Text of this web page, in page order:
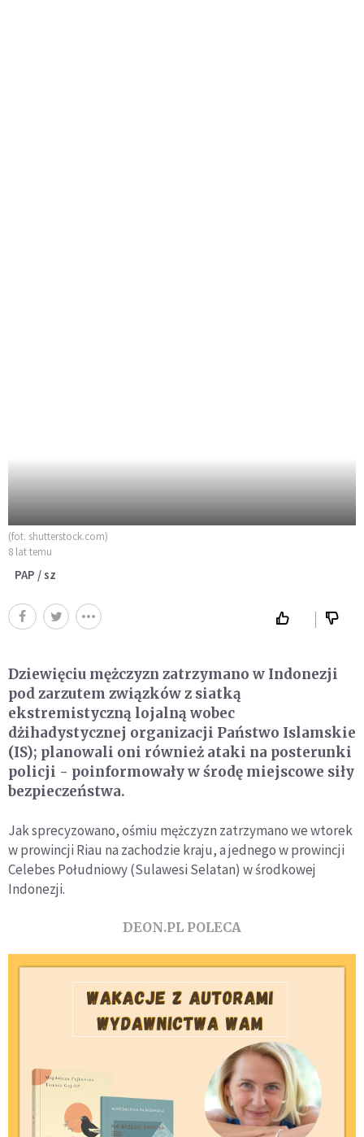
(fot. shutterstock.com)
8 lat temu
PAP / sz
Dziewięciu mężczyzn zatrzymano w Indonezji
pod zarzutem związków z siatką
ekstremistyczną lojalną wobec
dżihadystycznej organizacji Państwo Islamskie
(IS); planowali oni również ataki na posterunki
policji - poinformowały w środę miejscowe siły
bezpieczeństwa.
Jak sprecyzowano, ośmiu mężczyzn zatrzymano we wtorek
w prowincji Riau na zachodzie kraju, a jednego w prowincji
Celebes Południowy (Sulawesi Selatan) w środkowej
Indonezji.
DEON.PL POLECA